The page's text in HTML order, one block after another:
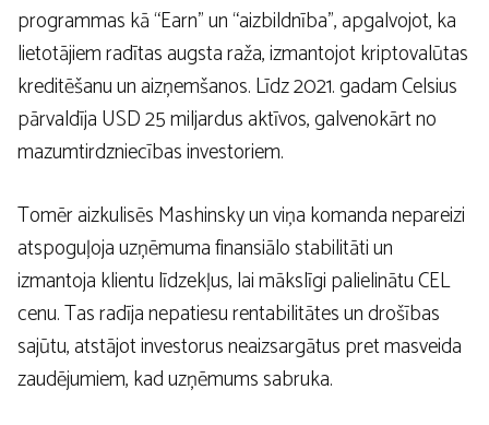
programmas kā “Earn” un “aizbildnība”, apgalvojot, ka
lietotājiem radītas augsta raža, izmantojot kriptovalūtas
kreditēšanu un aizņemšanos. Līdz 2021. gadam Celsius
pārvaldīja USD 25 miljardus aktīvos, galvenokārt no
mazumtirdzniecības investoriem.
Tomēr aizkulisēs Mashinsky un viņa komanda nepareizi
atspoguļoja uzņēmuma finansiālo stabilitāti un
izmantoja klientu līdzekļus, lai mākslīgi palielinātu CEL
cenu. Tas radīja nepatiesu rentabilitātes un drošības
sajūtu, atstājot investorus neaizsargātus pret masveida
zaudējumiem, kad uzņēmums sabruka.